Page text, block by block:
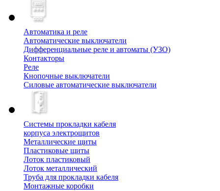
Автоматика и реле
Автоматические выключатели
Дифференциальные реле и автоматы (УЗО)
Контакторы
Реле
Кнопочные выключатели
Силовые автоматические выключатели
Системы прокладки кабеля
корпуса электрощитов
Металлические щиты
Пластиковые щиты
Лоток пластиковый
Лоток металлический
Труба для прокладки кабеля
Монтажные коробки